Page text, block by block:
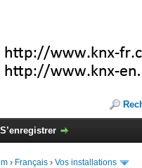
S’enregistrer
› Français › Vos installations